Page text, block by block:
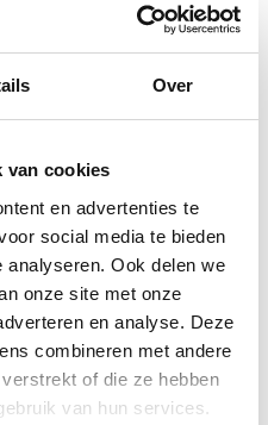
Over
van cookies
en advertenties te
social media te bieden
Ook delen we
onze site met onze
en analyse. Deze
combineren met andere
of die ze hebben
van hun services.
Ovaal
Afsnede
mechanische eigenschappen.
Een materiaal wat
en duurzaamheid essentieel
naturel van Vos
bij langdurige belasting blijft
in uiteenlopende
– perfect voor bewegende
standaard kunststoffen, en